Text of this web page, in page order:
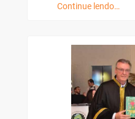
Continue lendo…